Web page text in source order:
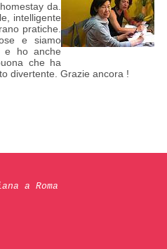
da.
intelligente
pratiche.
e siamo
e ho anche
che ha
divertente. Grazie ancora !
a Roma